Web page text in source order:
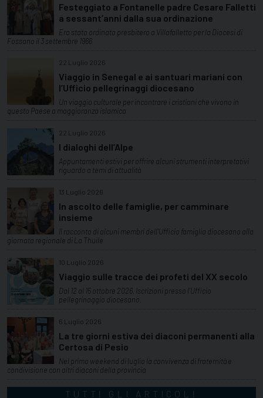
Festeggiato a Fontanelle padre Cesare Falletti
a sessant’anni dalla sua ordinazione
Era stato ordinato presbitero a Villafalletto per la Diocesi di
Fossano il 3 settembre 1966
22 Luglio 2026
Viaggio in Senegal e ai santuari mariani con
l’Ufficio pellegrinaggi diocesano
Un viaggio culturale per incontrare i cristiani che vivono in
questo Paese a maggioranza islamica
22 Luglio 2026
I dialoghi dell’Alpe
Appuntamenti estivi per offrire alcuni strumenti interpretativi
riguardo a temi di attualità
13 Luglio 2026
In ascolto delle famiglie, per camminare
insieme
Il racconto di alcuni membri dell'Ufficio famiglia diocesano alla
giornata regionale di La Thuile
10 Luglio 2026
Viaggio sulle tracce dei profeti del XX secolo
Dal 12 al 15 ottobre 2026. Iscrizioni presso l'Ufficio
pellegrinaggio diocesano.
6 Luglio 2026
La tre giorni estiva dei diaconi permanenti alla
Certosa di Pesio
Nel primo weekend di luglio la convivenza di fraternità e
condivisione con altri diaconi della provincia
TUTTI GLI ARTICOLI